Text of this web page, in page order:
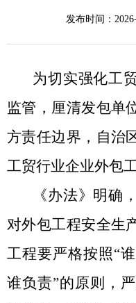
发布时间：
为切实强化工
监管，厘清发包单
方责任边界，自治
工贸行业企业外包
《办法》明确
对外包工程安全生
工程要严格按照“
谁负责”的原则 ，